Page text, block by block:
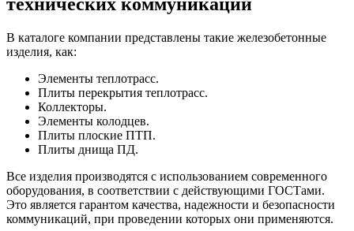
В каталоге компании представлены такие железобетонные
изделия, как:
Элементы теплотрасс.
Плиты перекрытия теплотрасс.
Коллекторы.
Элементы колодцев.
Плиты плоские ПТП.
Плиты днища ПД.
Все изделия производятся с использованием современного
оборудования, в соответствии с действующими ГОСТами.
Это является гарантом качества, надежности и безопасности
коммуникаций, при проведении которых они применяются.